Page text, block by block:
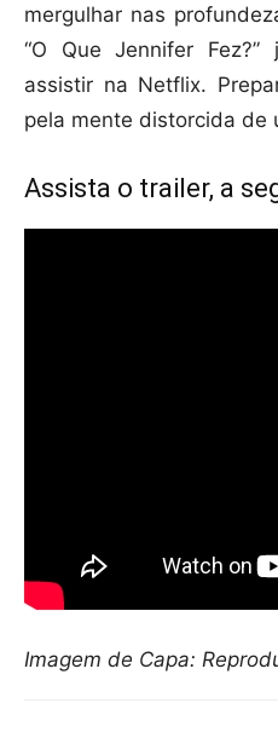
mergulhar nas
“O Que Jennifer
assistir na Netflix.
pela mente distorcida de
Assista o trailer, a
Imagem de Capa: